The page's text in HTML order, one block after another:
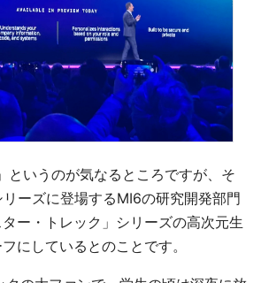
というのが気なるところですが、そ
ーズに登場するMI6の研究開発部門
ー・トレック」シリーズの高次元生
にしているとのことです。